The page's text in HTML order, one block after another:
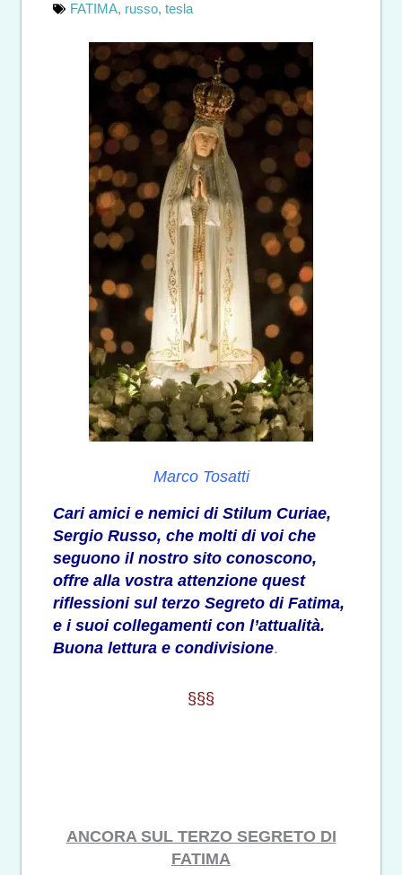
FATIMA, russo, tesla
Marco Tosatti
Cari amici e nemici di Stilum Curiae,
Sergio Russo, che molti di voi che
seguono il nostro sito conoscono,
offre alla vostra attenzione quest
riflessioni sul terzo Segreto di Fatima,
e i suoi collegamenti con l’attualità.
Buona lettura e condivisione.
§§§
ANCORA SUL TERZO SEGRETO DI
FATIMA